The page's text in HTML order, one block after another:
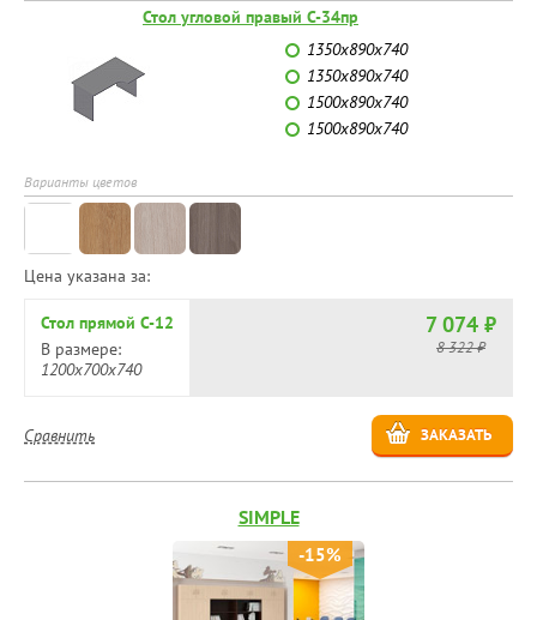
Стол угловой правый C-34пр
1350х890х740
1350х890х740
1500х890х740
1500х890х740
Варианты цветов
Цена указана за:
Стол прямой C-12
В размере:
1200х700х740
7 074 ₽
8 322 ₽
ЗАКАЗАТЬ
Сравнить
SIMPLE
-15%